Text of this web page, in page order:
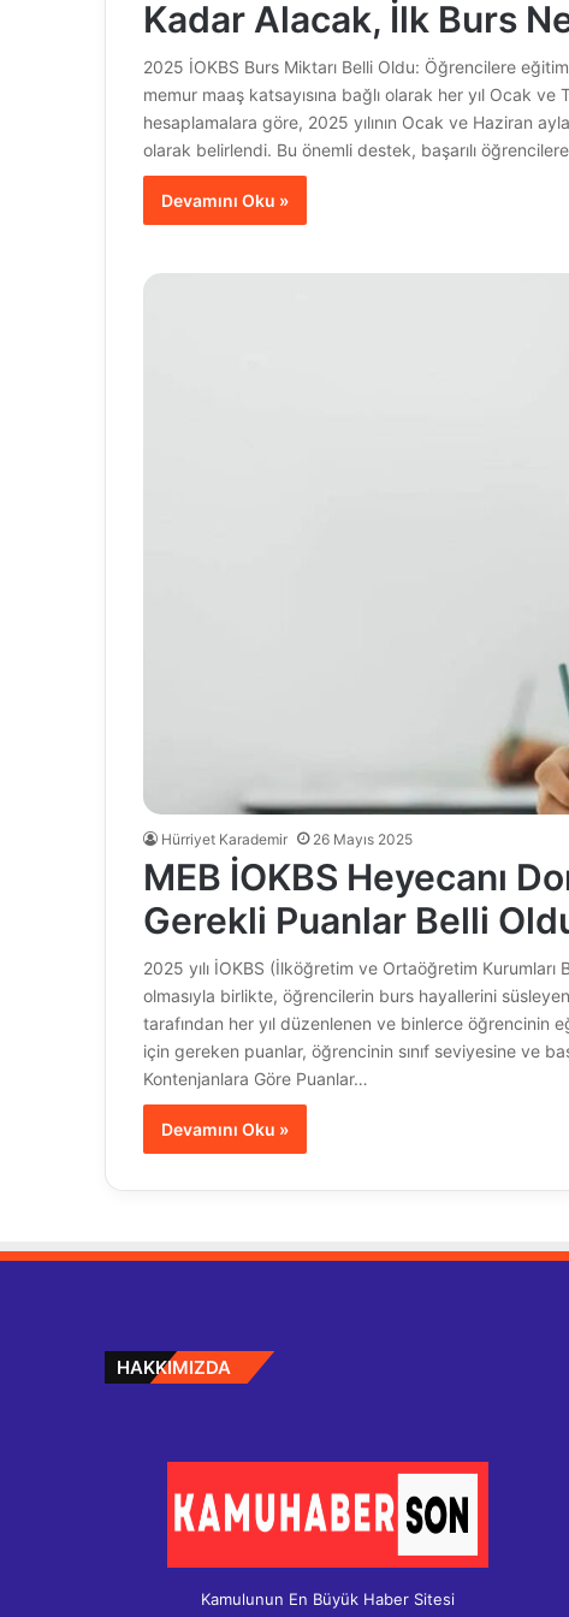
Kadar Alacak, İlk Burs
2025 İOKBS Burs Miktarı Belli Oldu: Öğrencilere
memur maaş katsayısına bağlı olarak her yıl Ocak
hesaplamalara göre, 2025 yılının Ocak ve Haziran
olarak belirlendi. Bu önemli destek, başarılı
Devamını Oku »
Hürriyet Karademir 26 Mayıs 2025
MEB İOKBS Heyecanı
Gerekli Puanlar Belli
2025 yılı İOKBS (İlköğretim ve Ortaöğretim Kurumları
olmasıyla birlikte, öğrencilerin burs hayallerini
tarafından her yıl düzenlenen ve binlerce öğrencinin
için gereken puanlar, öğrencinin sınıf seviyesine ve
Kontenjanlara Göre Puanlar…
Devamını Oku »
HAKKIMIZDA
Kamulunun En Büyük Haber Sitesi